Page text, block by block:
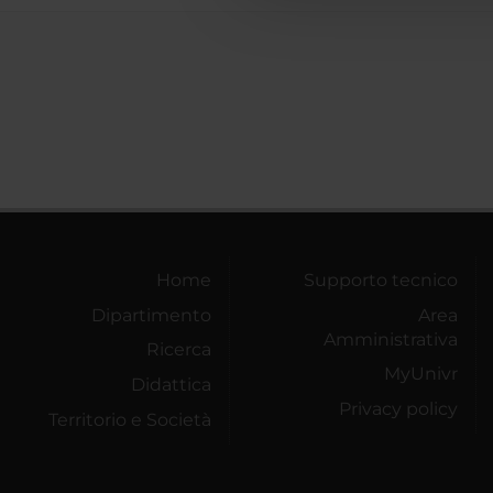
Home
Dipartimento
Ricerca
Didattica
Territorio e Società
Supporto tecnico
Area
Amministrativa
MyUnivr
Privacy policy